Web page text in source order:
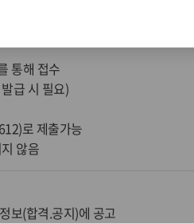
통해 접수
급 시 필요)
로 제출가능
않음
보(합격.공지)에 공고